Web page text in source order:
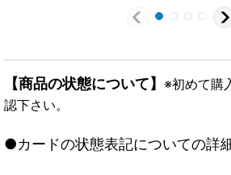
【商品の状態について】 ※初めて購
認下さい。
●カードの状態表記についての詳